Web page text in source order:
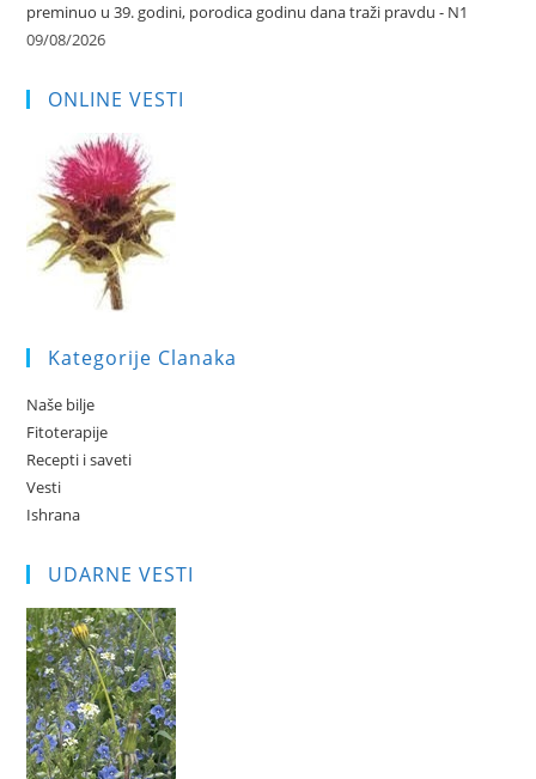
preminuo u 39. godini, porodica godinu dana traži pravdu - N1
09/08/2026
ONLINE VESTI
Kategorije Clanaka
Naše bilje
Fitoterapije
Recepti i saveti
Vesti
Ishrana
UDARNE VESTI